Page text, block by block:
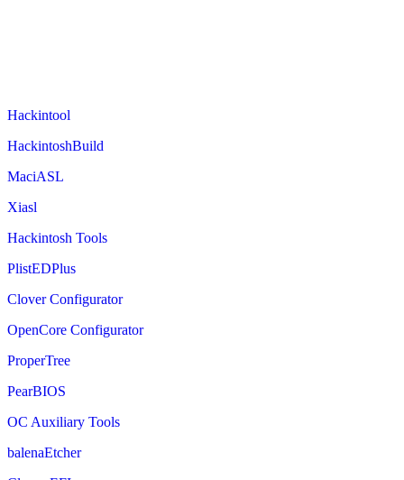
Hackintool
HackintoshBuild
MaciASL
Xiasl
Hackintosh Tools
PlistEDPlus
Clover Configurator
OpenCore Configurator
ProperTree
PearBIOS
OC Auxiliary Tools
balenaEtcher